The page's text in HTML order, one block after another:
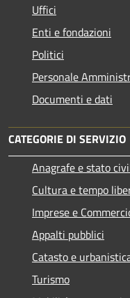
Uffici
Enti e fondazioni
Politici
Personale
Documenti e dati
CATEGORIE DI SERVIZIO
Anagrafe e stato
Cultura e tempo
Imprese e
Appalti pubblici
Catasto e
Turismo